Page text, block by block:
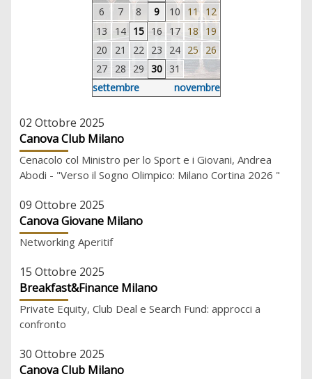
6
7 8 9 10 11
12
13
14 15 16 17 18
19
20
21 22 23 24 25
26
27
28 29 30
31
settembre
novembre
02 Ottobre 2025
Canova Club Milano
Cenacolo col Ministro per lo Sport e i Giovani, Andrea
Abodi - "Verso il Sogno Olimpico: Milano Cortina 2026 "
09 Ottobre 2025
Canova Giovane Milano
Networking Aperitif
15 Ottobre 2025
Breakfast&Finance Milano
Private Equity, Club Deal e Search Fund: approcci a
confronto
30 Ottobre 2025
Canova Club Milano